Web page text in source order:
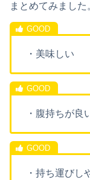
まとめてみました
・美味しい
・腹持ちが良
・持ち運びし